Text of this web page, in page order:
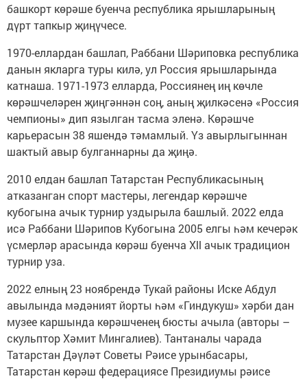
башкорт көрәше буенча республика ярышларының
дүрт тапкыр җиңүчесе.
1970-еллардан башлап, Раббани Шәриповка республика
данын якларга туры килә, ул Россия ярышларында
катнаша. 1971-1973 елларда, Россиянең иң көчле
көрәшчеләрен җиңгәннән соң, аның җилкәсенә «Россия
чемпионы» дип язылган тасма эленә. Көрәшче
карьерасын 38 яшендә тәмамлый. Үз авырлыгыннан
шактый авыр булганнарны да җиңә.
2010 елдан башлап Татарстан Республикасының
атказанган спорт мастеры, легендар көрәшче
кубогына ачык турнир уздырыла башлый. 2022 елда
исә Раббани Шәрипов Кубогына 2005 елгы һәм кечерәк
үсмерләр арасында көрәш буенча Xll ачык традицион
турнир уза.
2022 елның 23 ноябрендә Тукай районы Иске Абдул
авылында мәдәният йорты һәм «Гиндукуш» хәрби дан
музее каршында көрәшченең бюсты ачыла (авторы –
скульптор Хәмит Мингалиев). Тантаналы чарада
Татарстан Дәүләт Советы Рәисе урынбасары,
Татарстан көрәш федерациясе Президиумы рәисе